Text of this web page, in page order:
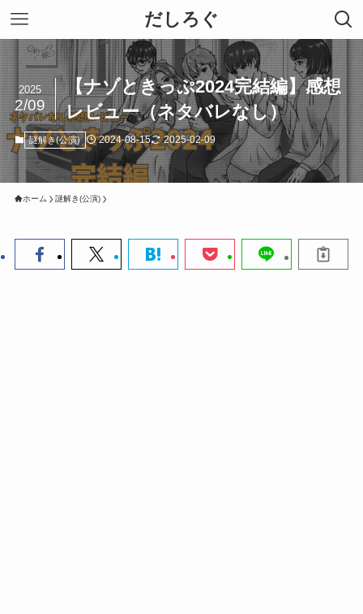
だしろぐ
【ナゾときっぷ2024完結編】感想
レビュー（ネタバレなし）
2025
2/09
謎解き(公演) 2024-08-15 2025-02-09
ホーム 謎解き(公演)